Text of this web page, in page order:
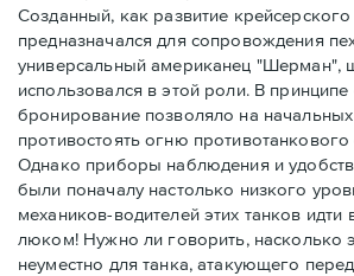
Созданный, как развитие
предназначался для сопровождения
универсальный американец "Шерман",
использовался в этой роли. В
бронирование позволяло на
противостоять огню
Однако приборы наблюдения и
были поначалу настолько низкого
механиков-водителей этих танков
люком! Нужно ли говорить, насколько
неуместно для танка, атакующего